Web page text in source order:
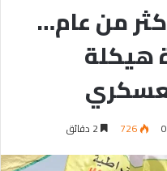
من عام…
هيكلة
0
726